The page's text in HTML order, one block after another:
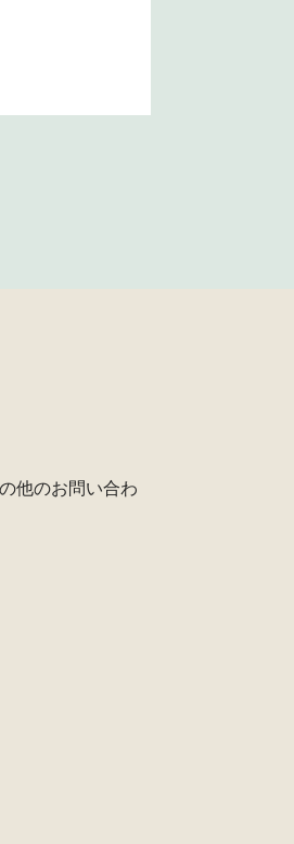
他のお問い合わ